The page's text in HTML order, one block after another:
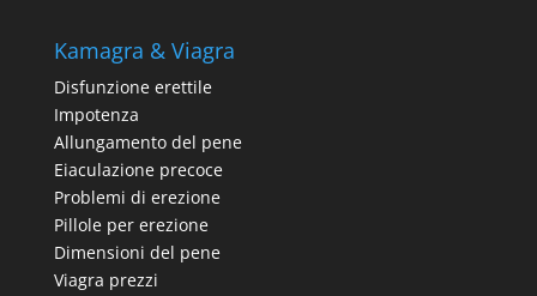
Kamagra & Viagra
Disfunzione erettile
Impotenza
Allungamento del pene
Eiaculazione precoce
Problemi di erezione
Pillole per erezione
Dimensioni del pene
Viagra prezzi